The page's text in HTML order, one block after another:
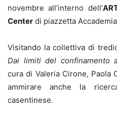
novembre all’interno dell’
Center di piazzetta
Visitando la collettiva di
Dai limiti del confinamento
cura di Valeria Cirone, Paola
ammirare anche la
casentinese.